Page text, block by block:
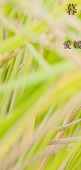
暮
愛